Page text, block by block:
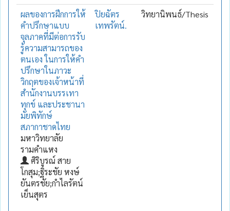
ผลของการฝึกการให้
คำปรึกษาแบบ
จุลภาคที่มีต่อการรับ
รู้ความสามารถของ
ตนเอง ในการให้คำ
ปรึกษาในภาวะ
วิกฤตของเจ้าหน้าที่
สำนักงานบรรเทา
ทุกข์ และประชานา
มัยพิทักษ์
สภากาชาดไทย
มหาวิทยาลัย
รามคำแหง
ศิริบูรณ์ สาย
โกสุม;ฐิระชัย หงษ์
ยันตรชัย;กำไลรัตน์
เย็นสุตร
ปิยฉัตร
เทพรัตน์.
วิทยานิพนธ์/Thesis